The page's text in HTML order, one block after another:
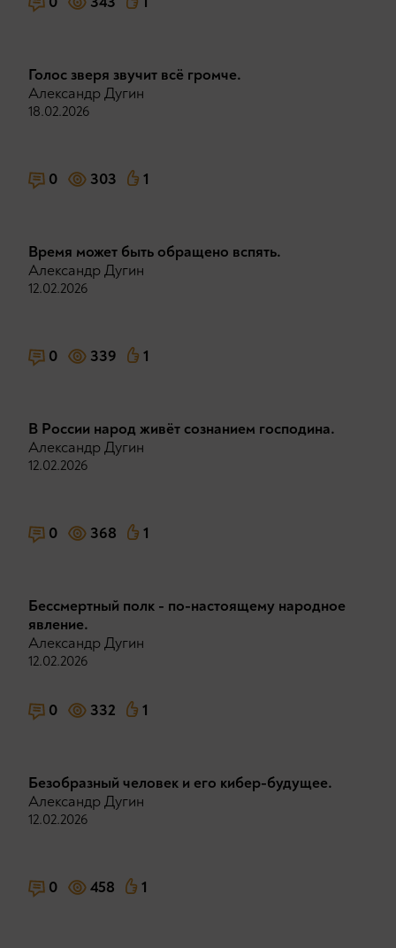
Голос зверя звучит всё громче.
Александр Дугин
18.02.2026
0 303 1
Время может быть обращено вспять.
Александр Дугин
12.02.2026
0 339 1
В России народ живёт сознанием господина.
Александр Дугин
12.02.2026
0 368 1
Бессмертный полк - по-настоящему народное
явление.
Александр Дугин
12.02.2026
0 332 1
Безобразный человек и его кибер-будущее.
Александр Дугин
12.02.2026
0 458 1